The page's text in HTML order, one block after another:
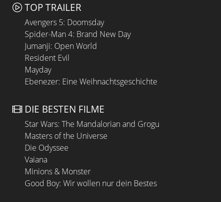
TOP TRAILER
Avengers 5: Doomsday
Spider-Man 4: Brand New Day
Jumanji: Open World
Resident Evil
Mayday
Ebenezer: Eine Weihnachtsgeschichte
DIE BESTEN FILME
Star Wars: The Mandalorian and Grogu
Masters of the Universe
Die Odyssee
Vaiana
Minions & Monster
Good Boy: Wir wollen nur dein Bestes